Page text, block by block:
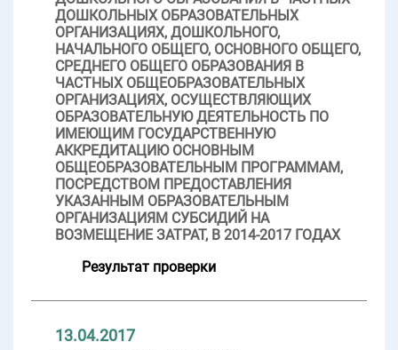
ДОШКОЛЬНЫХ ОБРАЗОВАТЕЛЬНЫХ
ОРГАНИЗАЦИЯХ, ДОШКОЛЬНОГО,
НАЧАЛЬНОГО ОБЩЕГО, ОСНОВНОГО ОБЩЕГО,
СРЕДНЕГО ОБЩЕГО ОБРАЗОВАНИЯ В
ЧАСТНЫХ ОБЩЕОБРАЗОВАТЕЛЬНЫХ
ОРГАНИЗАЦИЯХ, ОСУЩЕСТВЛЯЮЩИХ
ОБРАЗОВАТЕЛЬНУЮ ДЕЯТЕЛЬНОСТЬ ПО
ИМЕЮЩИМ ГОСУДАРСТВЕННУЮ
АККРЕДИТАЦИЮ ОСНОВНЫМ
ОБЩЕОБРАЗОВАТЕЛЬНЫМ ПРОГРАММАМ,
ПОСРЕДСТВОМ ПРЕДОСТАВЛЕНИЯ
УКАЗАННЫМ ОБРАЗОВАТЕЛЬНЫМ
ОРГАНИЗАЦИЯМ СУБСИДИЙ НА
ВОЗМЕЩЕНИЕ ЗАТРАТ, В 2014-2017 ГОДАХ
Результат проверки
13.04.2017